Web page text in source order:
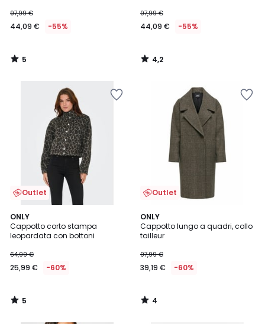
97,99 €
44,09 € -55%
5
/
97,99 €
44,09 € -55%
4,2
/
Outlet
ONLY
Cappotto corto stampa
leopardata con bottoni
64,99 €
25,99 € -60%
5
/
5
5
/
Outlet
ONLY
Cappotto lungo a quadri, collo
tailleur
97,99 €
39,19 € -60%
4
/
5
4
/